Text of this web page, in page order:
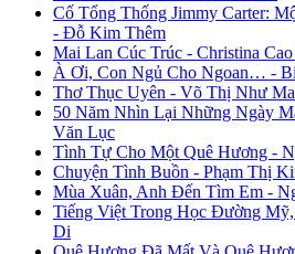
Cố Tổng Thống Jimmy Carter:
- Đỗ Kim Thêm
Mai Lan Cúc Trúc - Christina
À Ơi, Con Ngủ Cho Ngoan… -
Thơ Thục Uyên - Võ Thị Như
50 Năm Nhìn Lại Những Ngày
Văn Lục
Tình Tự Cho Một Quê Hương -
Chuyện Tình Buồn - Phạm Thị
Mùa Xuân, Anh Đến Tìm Em -
Tiếng Việt Trong Học Đường
Di